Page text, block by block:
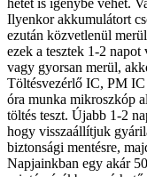
Ilyenkor akkumulátort
ezután közvetlenül
ezek a tesztek 1-2
vagy gyorsan merül,
Töltésvezérlő IC, PM IC
óra munka mikroszkóp
töltés teszt. Újabb 1-2
hogy visszaállítjuk
biztonsági mentésre,
Napjainkban egy akár